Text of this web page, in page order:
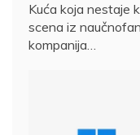
Kuća koja nestaje
scena iz
kompanija…